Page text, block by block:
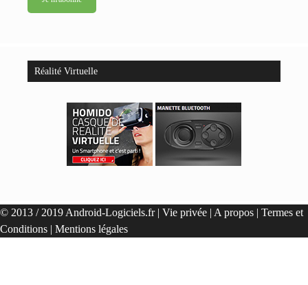
Réalité Virtuelle
© 2013 / 2019 Android-Logiciels.fr | Vie privée | A propos | Termes et
Conditions | Mentions légales